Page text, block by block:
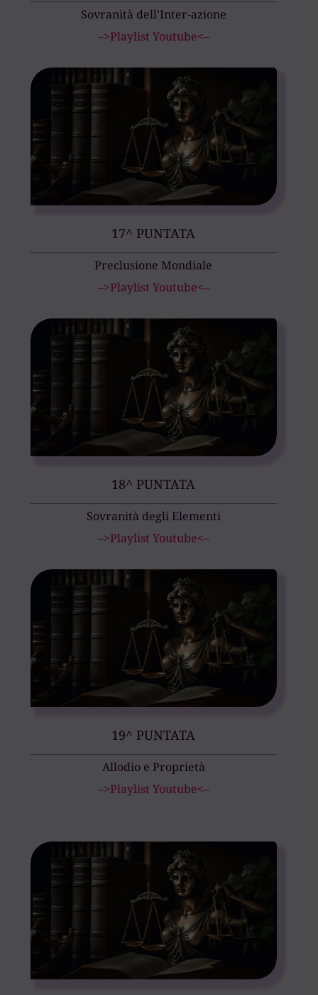
Sovranità dell’Inter-azione
–>Playlist Youtube<–
17^ PUNTATA
Preclusione Mondiale
–>Playlist Youtube<–
18^ PUNTATA
Sovranità degli Elementi
–>Playlist Youtube<–
19^ PUNTATA
Allodio e Proprietà
–>Playlist Youtube<–